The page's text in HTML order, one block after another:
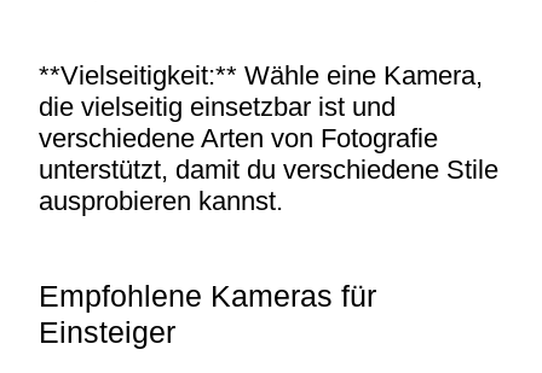
**Vielseitigkeit:** Wähle eine Kamera,
die vielseitig einsetzbar ist und
verschiedene Arten von Fotografie
unterstützt, damit du verschiedene Stile
ausprobieren kannst.
Empfohlene Kameras für
Einsteiger